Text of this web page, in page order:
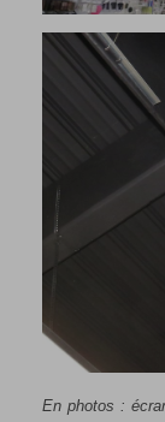
En photos :